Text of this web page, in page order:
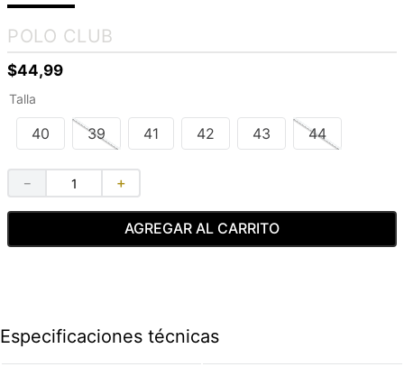
POLO CLUB
$44,99
Talla
40 39 41 42 43 44
＋
－
AGREGAR AL CARRITO
Especificaciones técnicas